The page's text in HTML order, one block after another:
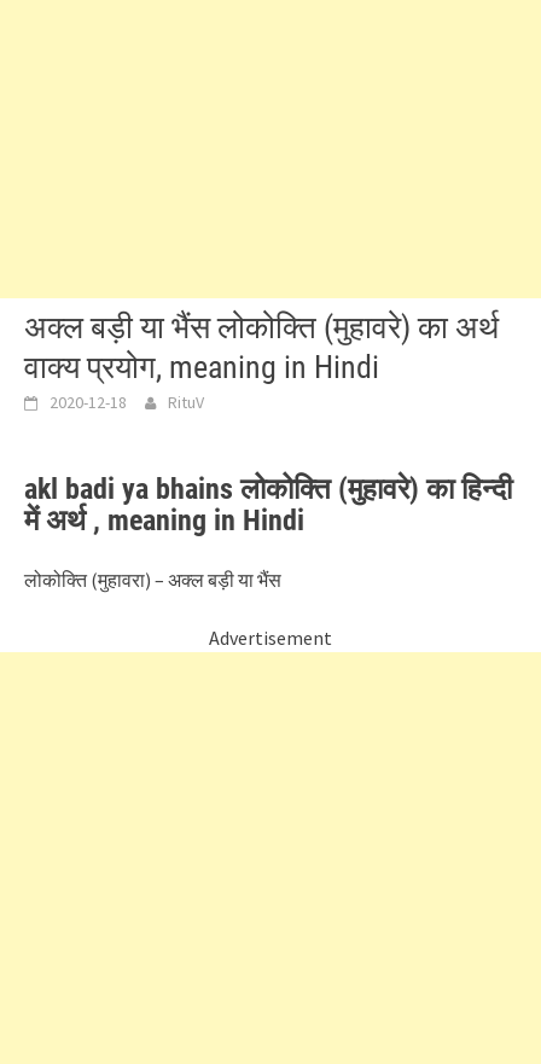
अक्ल बड़ी या भैंस लोकोक्ति (मुहावरे) का अर्थ
वाक्य प्रयोग, meaning in Hindi
2020-12-18 RituV
akl badi ya bhains लोकोक्ति (मुहावरे) का हिन्दी
में अर्थ , meaning in Hindi
लोकोक्ति (मुहावरा) – अक्ल बड़ी या भैंस
Advertisement